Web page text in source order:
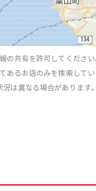
の共有を許可してください
あるお店のみを検索して
は異なる場合があります